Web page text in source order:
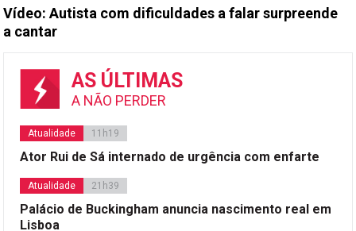
Vídeo: Autista com dificuldades a falar surpreende
a cantar
AS ÚLTIMAS
A NÃO PERDER
Atualidade 11h19
Ator Rui de Sá internado de urgência com enfarte
Atualidade 21h39
Palácio de Buckingham anuncia nascimento real em
Lisboa